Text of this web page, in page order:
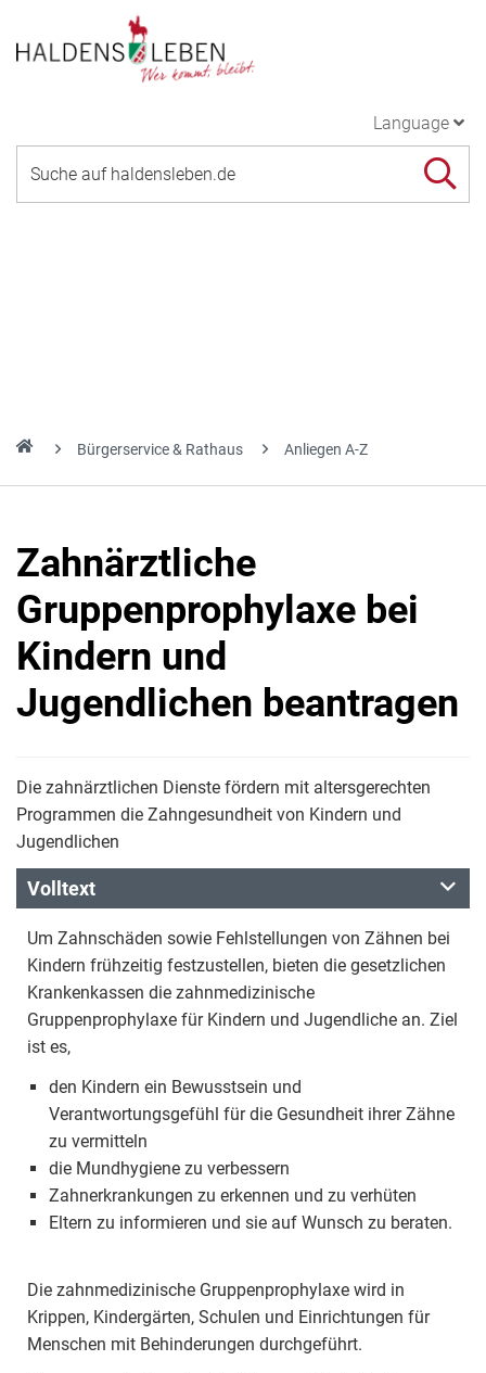
Language
Bürgerservice & Rathaus Anliegen A-Z
Zahnärztliche
Gruppenprophylaxe bei
Kindern und
Jugendlichen beantragen
Die zahnärztlichen Dienste fördern mit altersgerechten
Programmen die Zahngesundheit von Kindern und
Jugendlichen
Volltext
Um Zahnschäden sowie Fehlstellungen von Zähnen bei
Kindern frühzeitig festzustellen, bieten die gesetzlichen
Krankenkassen die zahnmedizinische
Gruppenprophylaxe für Kindern und Jugendliche an. Ziel
ist es,
den Kindern ein Bewusstsein und
Verantwortungsgefühl für die Gesundheit ihrer Zähne
zu vermitteln
die Mundhygiene zu verbessern
Zahnerkrankungen zu erkennen und zu verhüten
Eltern zu informieren und sie auf Wunsch zu beraten.
Die zahnmedizinische Gruppenprophylaxe wird in
Krippen, Kindergärten, Schulen und Einrichtungen für
Menschen mit Behinderungen durchgeführt.